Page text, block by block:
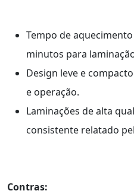
Tempo de
minutos para
Design leve e
e operação.
Laminações de alta
consistente relatado
Contras: